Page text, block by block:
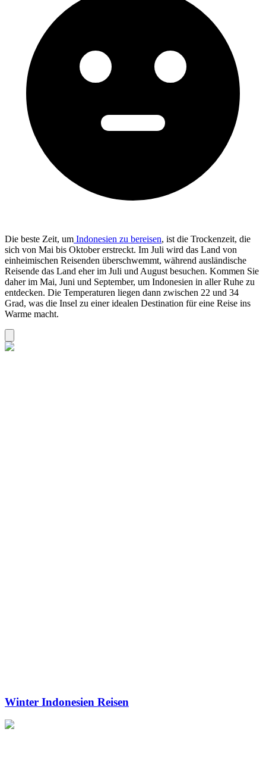
Die beste Zeit, um Indonesien zu bereisen, ist die Trockenzeit, die
sich von Mai bis Oktober erstreckt. Im Juli wird das Land von
einheimischen Reisenden überschwemmt, während ausländische
Reisende das Land eher im Juli und August besuchen. Kommen Sie
daher im Mai, Juni und September, um Indonesien in aller Ruhe zu
entdecken. Die Temperaturen liegen dann zwischen 22 und 34
Grad, was die Insel zu einer idealen Destination für eine Reise ins
Warme macht.
Winter Indonesien Reisen